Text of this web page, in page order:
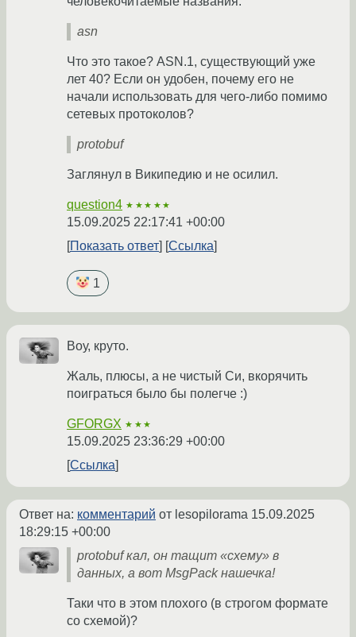
asn
Что это такое? ASN.1, существующий уже
лет 40? Если он удобен, почему его не
начали использовать для чего-либо помимо
сетевых протоколов?
protobuf
Заглянул в Википедию и не осилил.
question4 ★★★★★
15.09.2025 22:17:41 +00:00
Показать ответ
Ссылка
1
Воу, круто.
Жаль, плюсы, а не чистый Си, вкорячить
поиграться было бы полегче :)
GFORGX ★★★
15.09.2025 23:36:29 +00:00
Ссылка
Ответ на: комментарий от lesopilorama 15.09.2025
18:29:15 +00:00
protobuf кал, он тащит «схему» в
данных, а вот MsgPack нашечка!
Таки что в этом плохого (в строгом формате
со схемой)?